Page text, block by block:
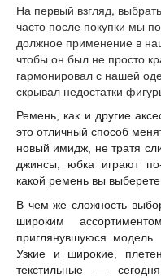
На первый взгляд,
часто после покупки мы
должное применение в
чтобы он был не просто
гармонировал с нашей
скрывал недостатки
Ремень, как и другие
это отличный способ
новый имидж, не тратя
джинсы, юбка играют
какой ремень вы выберете.
В чем же сложность
широким
приглянувшуюся
Узкие и широкие,
текстильные —